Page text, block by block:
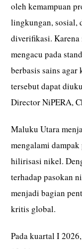
oleh kemampuan
lingkungan, sosial,
diverifikasi.
mengacu pada
berbasis sains
tersebut dapat
Director NiPERA,
Maluku Utara
mengalami
hilirisasi nikel.
terhadap pasokan
menjadi bagian
kritis global.
Pada kuartal I